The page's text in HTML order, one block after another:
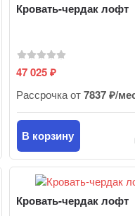
Кровать-чердак лофт
47 025₽
Рассрочка от7837 ₽/
В корзину
Кровать-чердак лофт